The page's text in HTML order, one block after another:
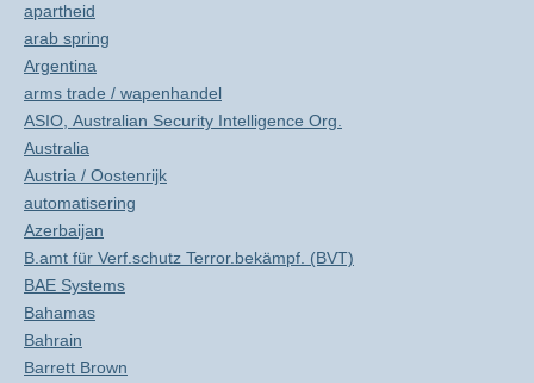
apartheid
arab spring
Argentina
arms trade / wapenhandel
ASIO, Australian Security Intelligence Org.
Australia
Austria / Oostenrijk
automatisering
Azerbaijan
B.amt für Verf.schutz Terror.bekämpf. (BVT)
BAE Systems
Bahamas
Bahrain
Barrett Brown